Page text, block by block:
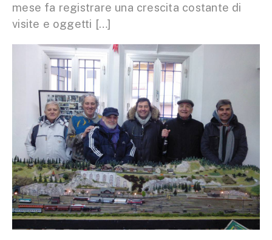
mese fa registrare una crescita costante di
visite e oggetti […]